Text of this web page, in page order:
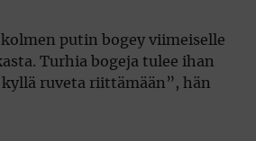
putin bogey viimeiselle
Turhia bogeja tulee ihan
ruveta riittämään”, hän